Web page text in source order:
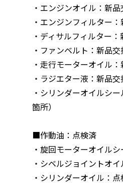
・エンジンオイル：新
・エンジンフィルター
・ディサルフィルター
・ファンベルト：新品
・走行モーターオイル
・ラジエター液：新品
・シリンダーオイルシ
箇所）
■作動油：点検済
・旋回モーターオイル
・シベルジョイントオ
・シリンダーオイル：